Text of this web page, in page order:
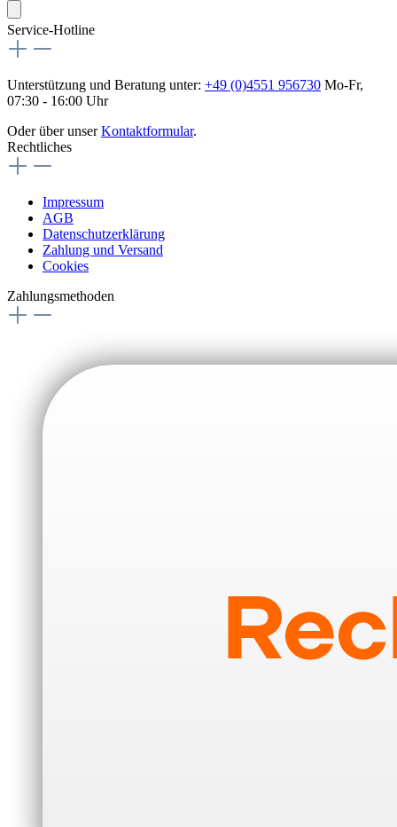
Service-Hotline
Unterstützung und Beratung unter: +49 (0)4551 956730 Mo-Fr,
07:30 - 16:00 Uhr
Oder über unserKontaktformular.
Rechtliches
Impressum
AGB
Datenschutzerklärung
Zahlung und Versand
Cookies
Zahlungsmethoden